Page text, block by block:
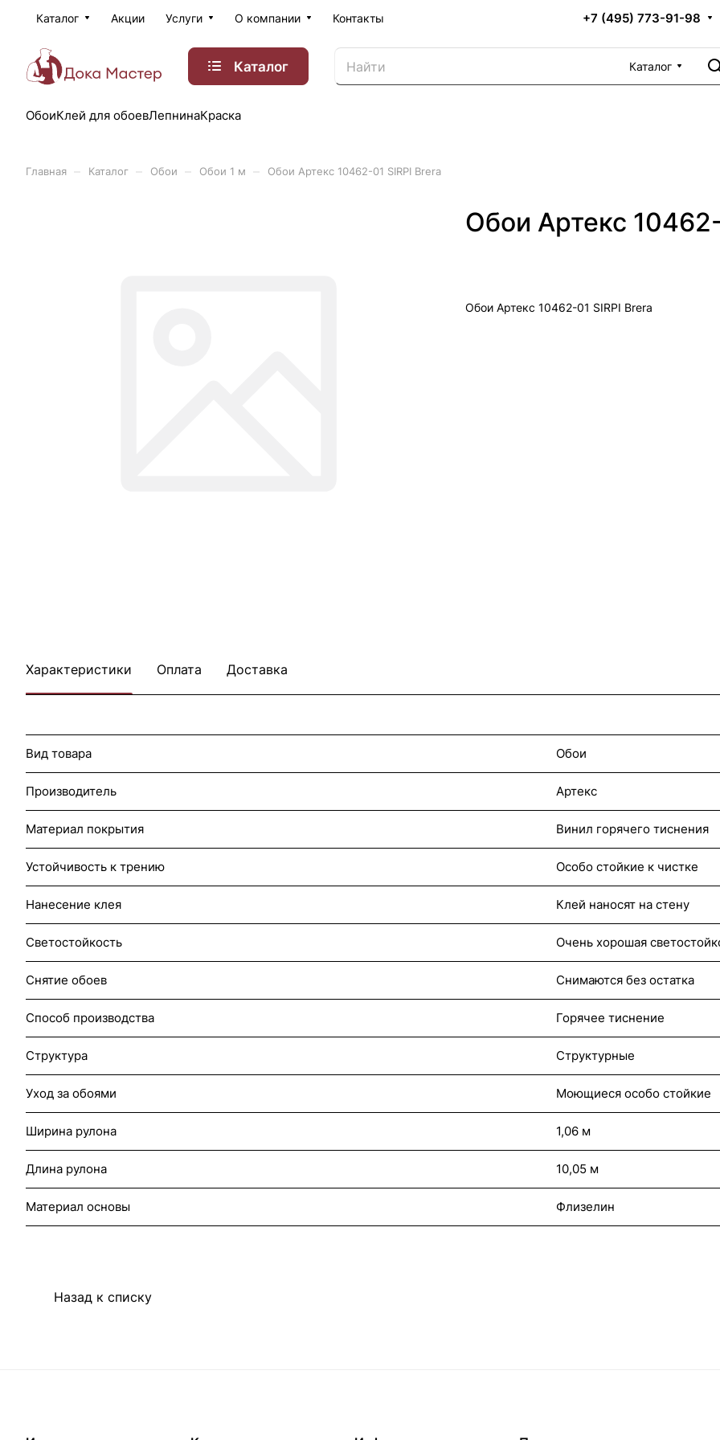
Каталог Акции Услуги О компании Контакты +7 (495) 773-91-98
Каталог Каталог
ОбоиКлей для обоевЛепнинаКраска
Главная Каталог Обои Обои 1 м Обои Артекс 10462-01 SIRPI Brera
Обои Артекс
Обои Артекс 10462-01 SIRPI Brera
Характеристики Оплата Доставка
Вид товара Обои
Производитель Артекс
Материал покрытия Винил горячего тиснения
Устойчивость к трению Особо стойкие к чистке
Нанесение клея Клей наносят на стену
Светостойкость Очень хорошая
Снятие обоев Снимаются без остатка
Способ производства Горячее тиснение
Структура Структурные
Уход за обоями Моющиеся особо стойкие
Ширина рулона 1,06 м
Длина рулона 10,05 м
Материал основы Флизелин
Назад к списку